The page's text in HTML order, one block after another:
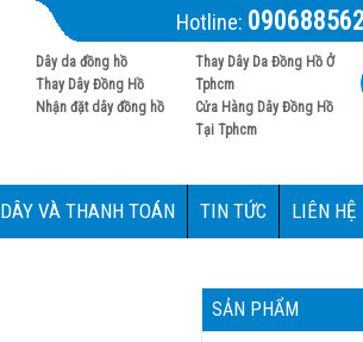
Hotline:
Dây da đồng hồ
Thay Dây Đồng Hồ
Nhận đặt dây đồng hồ
Thay Dây Da Đồng Hồ Ở
Tphcm
Cửa Hàng Dây Đồng Hồ
Tại Tphcm
VÀ THANH TOÁN TIN TỨC LIÊN HỆ
SẢN PHẨM